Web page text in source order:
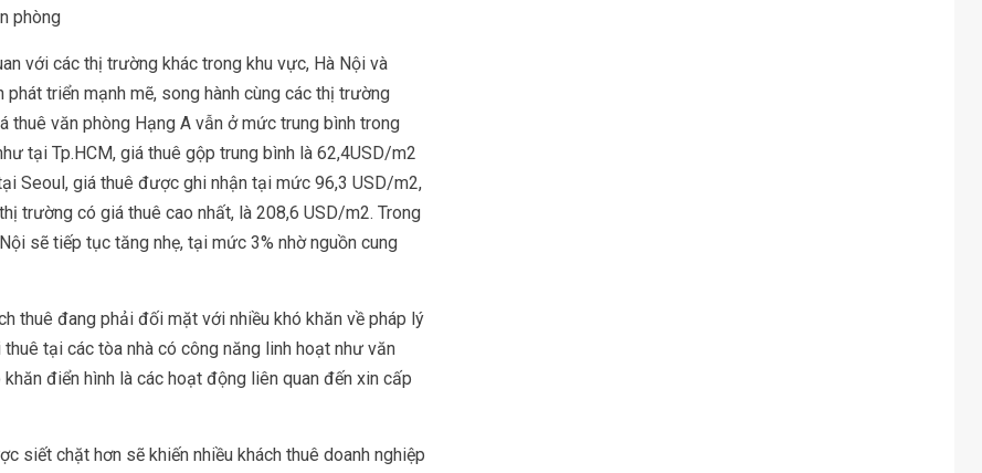
phòng
với các thị trường khác trong khu vực, Hà Nội và
triển mạnh mẽ, song hành cùng các thị trường
thuê văn phòng Hạng A vẫn ở mức trung bình trong
tại Tp.HCM, giá thuê gộp trung bình là 62,4USD/m2
Seoul, giá thuê được ghi nhận tại mức 96,3 USD/m2,
trường có giá thuê cao nhất, là 208,6 USD/m2. Trong
sẽ tiếp tục tăng nhẹ, tại mức 3% nhờ nguồn cung
thuê đang phải đối mặt với nhiều khó khăn về pháp lý
tại các tòa nhà có công năng linh hoạt như văn
điển hình là các hoạt động liên quan đến xin cấp
siết chặt hơn sẽ khiến nhiều khách thuê doanh nghiệp